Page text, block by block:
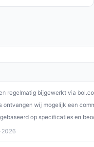
regelmatig bijgewerkt via
ontvangen wij mogelijk een
op specificaties en
2026